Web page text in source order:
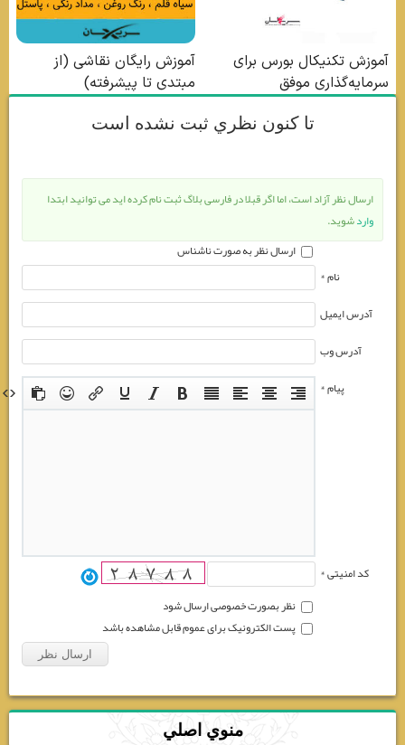
تا كنون نظري ثبت نشده است
ارسال نظر آزاد است، اما اگر قبلا در فارسی بلاگ ثبت نام کرده اید می توانید ابتدا
واردشوید.
ارسال نظر به صورت ناشناس
نام *
آدرس ایمیل
آدرس وب
پیام *
کد امنیتی *
نظر بصورت خصوصی ارسال شود
پست الکترونیک برای عموم قابل مشاهده باشد
منوي اصلي